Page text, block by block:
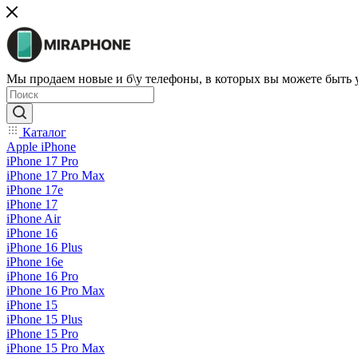
Мы продаем новые и б\у телефоны, в которых вы можете быть
Каталог
Apple iPhone
iPhone 17 Pro
iPhone 17 Pro Max
iPhone 17e
iPhone 17
iPhone Air
iPhone 16
iPhone 16 Plus
iPhone 16e
iPhone 16 Pro
iPhone 16 Pro Max
iPhone 15
iPhone 15 Plus
iPhone 15 Pro
iPhone 15 Pro Max